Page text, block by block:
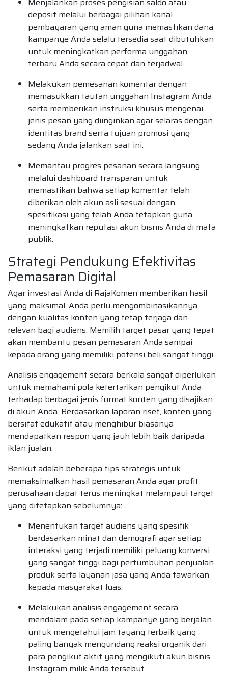
deposit melalui berbagai pilihan kanal
pembayaran yang aman guna memastikan dana
kampanye Anda selalu tersedia saat dibutuhkan
untuk meningkatkan performa unggahan
terbaru Anda secara cepat dan terjadwal.
Melakukan pemesanan komentar dengan
memasukkan tautan unggahan Instagram Anda
serta memberikan instruksi khusus mengenai
jenis pesan yang diinginkan agar selaras dengan
identitas brand serta tujuan promosi yang
sedang Anda jalankan saat ini.
Memantau progres pesanan secara langsung
melalui dashboard transparan untuk
memastikan bahwa setiap komentar telah
diberikan oleh akun asli sesuai dengan
spesifikasi yang telah Anda tetapkan guna
meningkatkan reputasi akun bisnis Anda di mata
publik.
Strategi Pendukung Efektivitas
Pemasaran Digital
Agar investasi Anda di RajaKomen memberikan hasil
yang maksimal, Anda perlu mengombinasikannya
dengan kualitas konten yang tetap terjaga dan
relevan bagi audiens. Memilih target pasar yang tepat
akan membantu pesan pemasaran Anda sampai
kepada orang yang memiliki potensi beli sangat tinggi.
Analisis engagement secara berkala sangat diperlukan
untuk memahami pola ketertarikan pengikut Anda
terhadap berbagai jenis format konten yang disajikan
di akun Anda. Berdasarkan laporan riset, konten yang
bersifat edukatif atau menghibur biasanya
mendapatkan respon yang jauh lebih baik daripada
iklan jualan.
Berikut adalah beberapa tips strategis untuk
memaksimalkan hasil pemasaran Anda agar profit
perusahaan dapat terus meningkat melampaui target
yang ditetapkan sebelumnya:
Menentukan target audiens yang spesifik
berdasarkan minat dan demografi agar setiap
interaksi yang terjadi memiliki peluang konversi
yang sangat tinggi bagi pertumbuhan penjualan
produk serta layanan jasa yang Anda tawarkan
kepada masyarakat luas.
Melakukan analisis engagement secara
mendalam pada setiap kampanye yang berjalan
untuk mengetahui jam tayang terbaik yang
paling banyak mengundang reaksi organik dari
para pengikut aktif yang mengikuti akun bisnis
Instagram milik Anda tersebut.